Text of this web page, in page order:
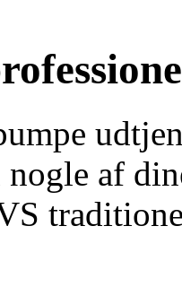
nogle af